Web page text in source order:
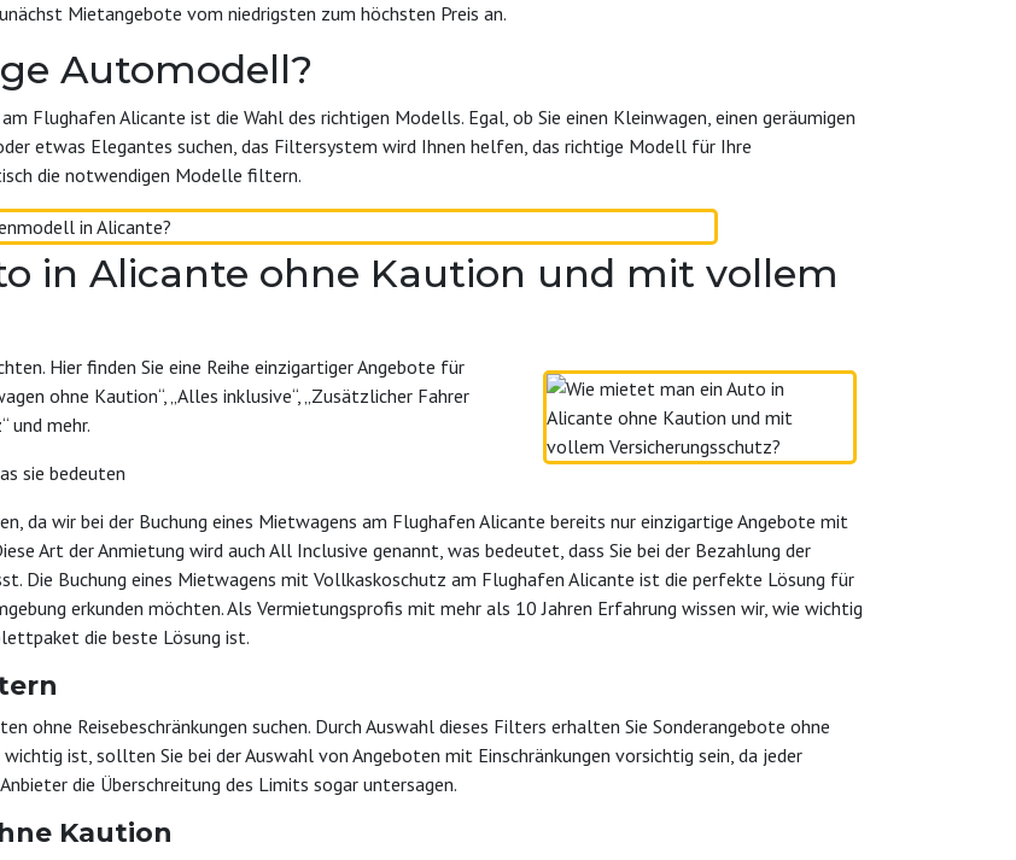
Mietangebote vom niedrigsten zum höchsten Preis an.
Automodell?
Flughafen Alicante ist die Wahl des richtigen Modells. Egal, ob Sie einen Kleinwagen, einen geräumigen
etwas Elegantes suchen, das Filtersystem wird Ihnen helfen, das richtige Modell für Ihre
die notwendigen Modelle filtern.
in Alicante ohne Kaution und mit vollem
Hier finden Sie eine Reihe einzigartiger Angebote für
ohne Kaution“, „Alles inklusive“, „Zusätzlicher Fahrer
und mehr.
sie bedeuten
da wir bei der Buchung eines Mietwagens am Flughafen Alicante bereits nur einzigartige Angebote mit
Art der Anmietung wird auch All Inclusive genannt, was bedeutet, dass Sie bei der Bezahlung der
Die Buchung eines Mietwagens mit Vollkaskoschutz am Flughafen Alicante ist die perfekte Lösung für
erkunden möchten. Als Vermietungsprofis mit mehr als 10 Jahren Erfahrung wissen wir, wie wichtig
die beste Lösung ist.
ohne Reisebeschränkungen suchen. Durch Auswahl dieses Filters erhalten Sie Sonderangebote ohne
ist, sollten Sie bei der Auswahl von Angeboten mit Einschränkungen vorsichtig sein, da jeder
die Überschreitung des Limits sogar untersagen.
Kaution